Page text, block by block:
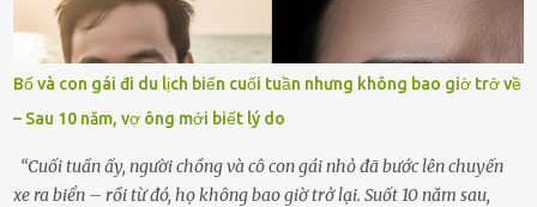
ngày giỗ đầu tiên của vợ, 49 ngày sau khi cô ấy rời xa tôi mãi
mãi.Buổi sáng hôm đó, sau khi cúng cơm xong, tôi quyết định lên
sắp xếp lại bàn thờ vợ. Mọi thứ vẫn như mọi ngày, nhưng có điều gì
đó kỳ lạ mà tôi không thể giải thích được. Trong khoảnh khắc tôi
cúi xuống lau chùi bát hương, một luồng gió lạ thoáng qua, khiến
tôi giật mình. Và rồi, một chuyện kinh...
Bố và con gái đi du lịch biển cuối tuần nhưng không bao giờ trở về
– Sau 10 năm, vợ ông mới biết lý do
“Cuối tuần ấy, người chồng và cô con gái nhỏ đã bước lên chuyến
xe ra biển – rồi từ đó, họ không bao giờ trở lại. Suốt 10 năm sau,